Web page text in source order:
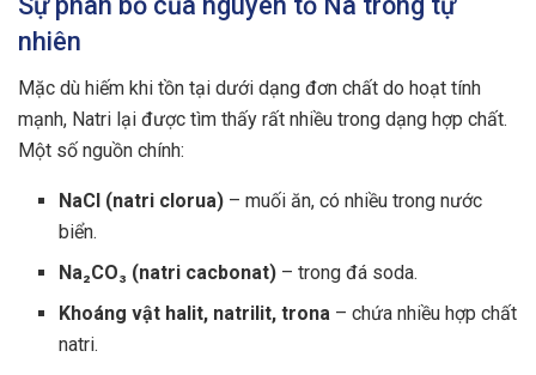
nhiên
Mặc dù hiếm khi tồn tại dưới dạng đơn chất do hoạt tính
mạnh, Natri lại được tìm thấy rất nhiều trong dạng hợp chất.
Một số nguồn chính:
NaCl (natri clorua) – muối ăn, có nhiều trong nước
biển.
Na₂CO₃ (natri cacbonat) – trong đá soda.
Khoáng vật halit, natrilit, trona – chứa nhiều hợp chất
natri.